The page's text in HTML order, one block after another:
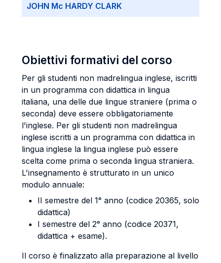
JOHN Mc HARDY CLARK
Obiettivi formativi del corso
Per gli studenti non madrelingua inglese, iscritti
in un programma con didattica in lingua
italiana, una delle due lingue straniere (prima o
seconda) deve essere obbligatoriamente
l'inglese. Per gli studenti non madrelingua
inglese iscritti a un programma con didattica in
lingua inglese la lingua inglese può essere
scelta come prima o seconda lingua straniera.
L'insegnamento è strutturato in un unico
modulo annuale:
II semestre del 1° anno (codice 20365, solo
didattica)
I semestre del 2° anno (codice 20371,
didattica + esame).
Il corso è finalizzato alla preparazione al livello